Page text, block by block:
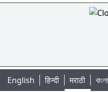
Madhur Satta Matka: मधूर सट्टा मटका
English हिन्दी मराठी বাংলা